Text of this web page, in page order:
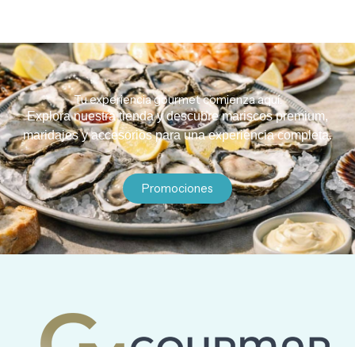
Tu experiencia gourmet comienza aquí.
Explora nuestra tienda y descubre mariscos premium,
maridajes y accesorios para una experiencia completa.
Promociones